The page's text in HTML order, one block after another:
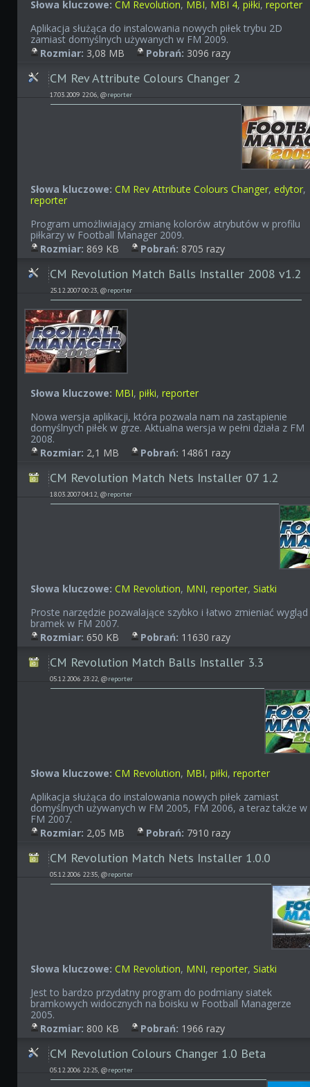
Słowa kluczowe: CM Revolution, MBI, MBI 4,piłki,reporter
Aplikacja służąca do instalowania nowych piłek trybu 2D
zamiast domyślnych używanych w FM 2009.
Rozmiar: 3,08 MB Pobrań: 3096 razy
CM Rev Attribute Colours Changer 2
17.03.2009 22:06, @reporter
Słowa kluczowe: CM Rev Attribute Colours Changer,edytor,
reporter
Program umożliwiający zmianę kolorów atrybutów w profilu
piłkarzy w Football Manager 2009.
Rozmiar: 869 KB Pobrań: 8705 razy
CM Revolution Match Balls Installer 2008 v1.2
25.12.2007 00:23, @reporter
Słowa kluczowe: MBI,piłki,reporter
Nowa wersja aplikacji, która pozwala nam na zastąpienie
domyślnych piłek w grze. Aktualna wersja w pełni działa z FM
2008.
Rozmiar: 2,1 MB Pobrań: 14861 razy
CM Revolution Match Nets Installer 07 1.2
18.03.2007 04:12, @reporter
Słowa kluczowe: CM Revolution, MNI,reporter,Siatki
Proste narzędzie pozwalające szybko i łatwo zmieniać wygląd
bramek w FM 2007.
Rozmiar: 650 KB Pobrań: 11630 razy
CM Revolution Match Balls Installer 3.3
05.12.2006 23:22, @reporter
Słowa kluczowe: CM Revolution, MBI,piłki,reporter
Aplikacja służąca do instalowania nowych piłek zamiast
domyślnych używanych w FM 2005, FM 2006, a teraz także w
FM 2007.
Rozmiar: 2,05 MB Pobrań: 7910 razy
CM Revolution Match Nets Installer 1.0.0
05.12.2006 22:35, @reporter
Słowa kluczowe: CM Revolution, MNI,reporter,Siatki
Jest to bardzo przydatny program do podmiany siatek
bramkowych widocznych na boisku w Football Managerze
2005.
Rozmiar: 800 KB Pobrań: 1966 razy
CM Revolution Colours Changer 1.0 Beta
05.12.2006 22:25, @reporter